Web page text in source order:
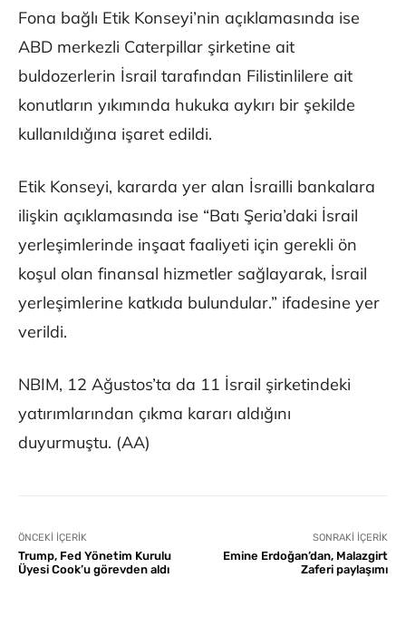
Fona bağlı Etik Konseyi’nin açıklamasında ise
ABD merkezli Caterpillar şirketine ait
buldozerlerin İsrail tarafından Filistinlilere ait
konutların yıkımında hukuka aykırı bir şekilde
kullanıldığına işaret edildi.
Etik Konseyi, kararda yer alan İsrailli bankalara
ilişkin açıklamasında ise “Batı Şeria’daki İsrail
yerleşimlerinde inşaat faaliyeti için gerekli ön
koşul olan finansal hizmetler sağlayarak, İsrail
yerleşimlerine katkıda bulundular.” ifadesine yer
verildi.
NBIM, 12 Ağustos’ta da 11 İsrail şirketindeki
yatırımlarından çıkma kararı aldığını
duyurmuştu. (AA)
ÖNCEKI İÇERIK
Trump, Fed Yönetim Kurulu
Üyesi Cook’u görevden aldı
SONRAKI İÇERIK
Emine Erdoğan’dan, Malazgirt
Zaferi paylaşımı